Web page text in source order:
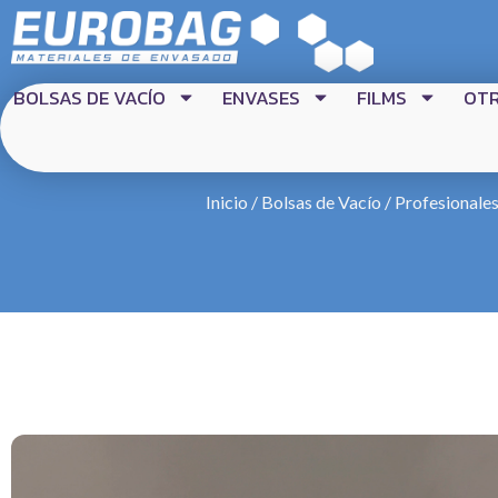
BOLSAS DE VACÍO ENVASES FILMS
Inicio / Bolsas de Vacío /